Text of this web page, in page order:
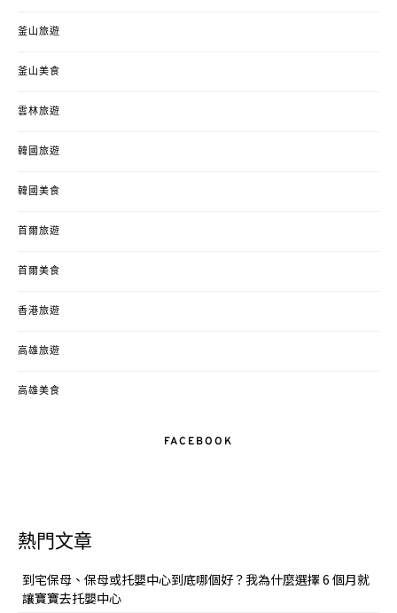
釜山旅遊
釜山美食
雲林旅遊
韓國旅遊
韓國美食
首爾旅遊
首爾美食
香港旅遊
高雄旅遊
高雄美食
FACEBOOK
熱門文章
到宅保母、保母或托嬰中心到底哪個好？我為什麼選擇 6 個月就
讓寶寶去托嬰中心